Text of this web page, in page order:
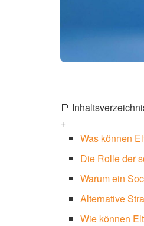
📑
+
Was können
Die Rolle der
Warum ein
Alternative
Wie können